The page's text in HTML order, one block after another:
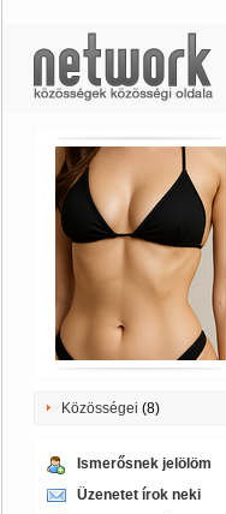
Közösségei (8)
Ismerősnek jelölöm
Üzenetet írok neki